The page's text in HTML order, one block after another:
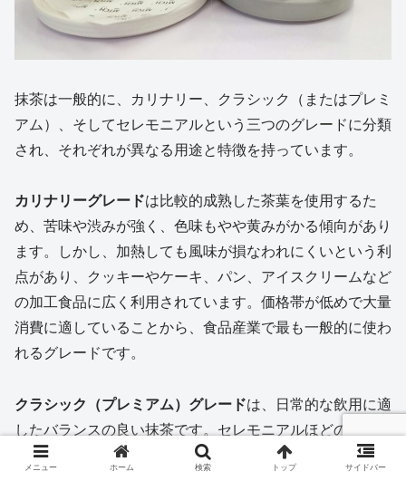
抹茶は一般的に、カリナリー、クラシック（またはプレミ
アム）、そしてセレモニアルという三つのグレードに分類
され、それぞれが異なる用途と特徴を持っています。
カリナリーグレードは比較的成熟した茶葉を使用するた
め、苦味や渋みが強く、色味もやや黄みがかる傾向があり
ます。しかし、加熱しても風味が損なわれにくいという利
点があり、クッキーやケーキ、パン、アイスクリームなど
の加工食品に広く利用されています。価格帯が低めで大量
消費に適していることから、食品産業で最も一般的に使わ
れるグレードです。
クラシック（プレミアム）グレードは、日常的な飲用に適
したバランスの良い抹茶です。セレモニアルほどの繊細さ
はないものの、適度な旨みとほのかな苦味を併せ持ち、自
メニュー ホーム 検索 トップ サイドバー